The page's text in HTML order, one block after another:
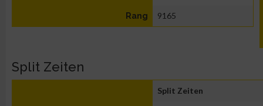
Rang 9165
Split Zeiten
Split Zeiten